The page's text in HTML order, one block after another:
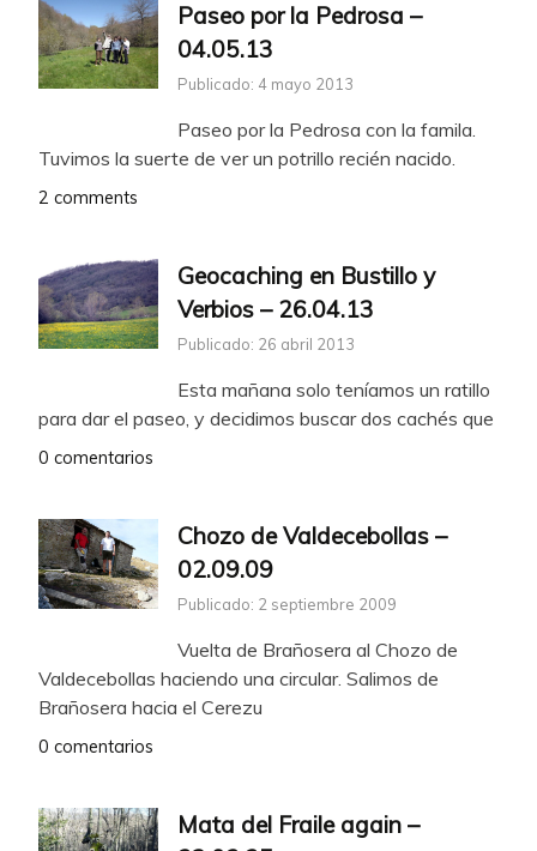
Paseo por la Pedrosa –
04.05.13
Publicado: 4 mayo 2013
Paseo por la Pedrosa con la famila.
Tuvimos la suerte de ver un potrillo recién nacido.
2 comments
Geocaching en Bustillo y
Verbios – 26.04.13
Publicado: 26 abril 2013
Esta mañana solo teníamos un ratillo
para dar el paseo, y decidimos buscar dos cachés que
0 comentarios
Chozo de Valdecebollas –
02.09.09
Publicado: 2 septiembre 2009
Vuelta de Brañosera al Chozo de
Valdecebollas haciendo una circular. Salimos de
Brañosera hacia el Cerezu
0 comentarios
Mata del Fraile again –